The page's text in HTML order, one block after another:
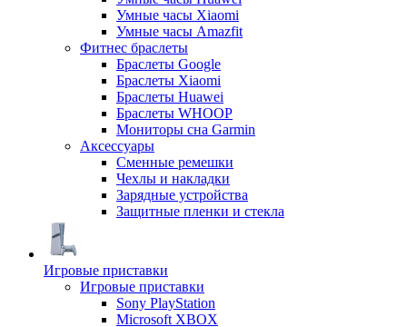
Умные часы Xiaomi
Умные часы Amazfit
Фитнес браслеты
Браслеты Google
Браслеты Xiaomi
Браслеты Huawei
Браслеты WHOOP
Мониторы сна Garmin
Аксессуары
Сменные ремешки
Чехлы и накладки
Зарядные устройства
Защитные пленки и стекла
Игровые приставки
Игровые приставки
Sony PlayStation
Microsoft XBOX